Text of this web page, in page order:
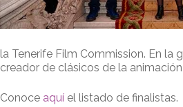
la Tenerife Film Commission. En la
creador de clásicos de la animación
Conoce aquí el listado de finalistas.